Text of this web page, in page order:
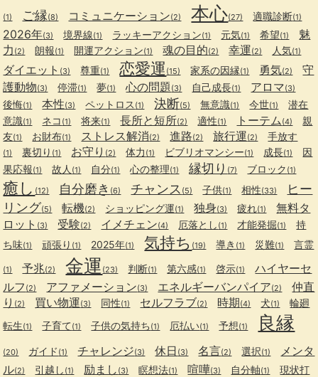
(1) ご縁(8) コミュニケーション(2) 本心(27) 適職診断(1)
2026年(3) 境界線(1) ラッキーアクション(1) 元気(1) 希望(1)
魅
力 (2) 朗報(1) 開運アクション(1) 魂の目的(2) 幸運(2) 人気(1)
ダイエット (3) 尊重(1) 恋愛運 (15) 家系の因縁(1) 勇気(2)
守
護動物(3) 停滞(1) 夢(1) 心の問題 (3) 自己成長(1) アロマ(3)
後悔(1) 本性(3) ペットロス (1) 決断(5) 無意識(1) 今世(1)
潜在
意識(1) ネコ (1) 将来(1) 長所と短所(2) 適性(1) トーテム (4)
親
友(1) お財布(1) ストレス解消(2) 進路(2) 旅行運(2) 手放す
(1) 裏切り (1) お守り (2) 体力 (1) ビブリオマンシー(1) 成長(1)
因
果応報(1) 故人 (1) 自分(1) 心の整理(1) 縁切り (7) ブロック (1)
癒し (12) 自分磨き (6) チャンス (5) 子供(1) 相性(33)
ヒー
リング(5) 転機(2) ショッピング運(1) 独身(3) 疲れ(1)
無料タ
ロット (3) 受験(2) イメチェン(4) 厄落とし (1) 才能発掘(1)
持
ち味(1) 頑張り (1) 2025年(1) 気持ち (19) 導き (1) 災難(1) 言霊
(1) 予兆(2) 金運 (23) 判断(1) 第六感(1) 啓示(1)
ハイヤーセ
ルフ (2) アファメーション(3) エネルギーバンパイア(2)
仲直
り (2) 買い物運(3) 同性(1) セルフラブ(2) 時期(4) 犬(1)
輪廻
転生(1) 子育て(1) 子供の気持ち(1) 厄払い(1) 予想(1) 良縁
(20) ガイド (1) チャレンジ(3) 休日 (3) 名言(2) 選択(1)
メンタ
ル(2) 引越し (1) 励まし (3) 瞑想法(1) 喧嘩(3) 自分軸(1)
現状打